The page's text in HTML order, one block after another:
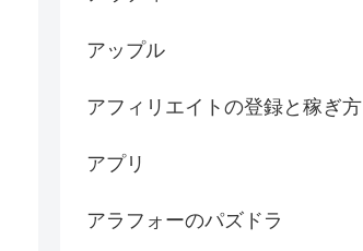
アップル
アフィリエイトの登録と稼ぎ方
アプリ
アラフォーのパズドラ